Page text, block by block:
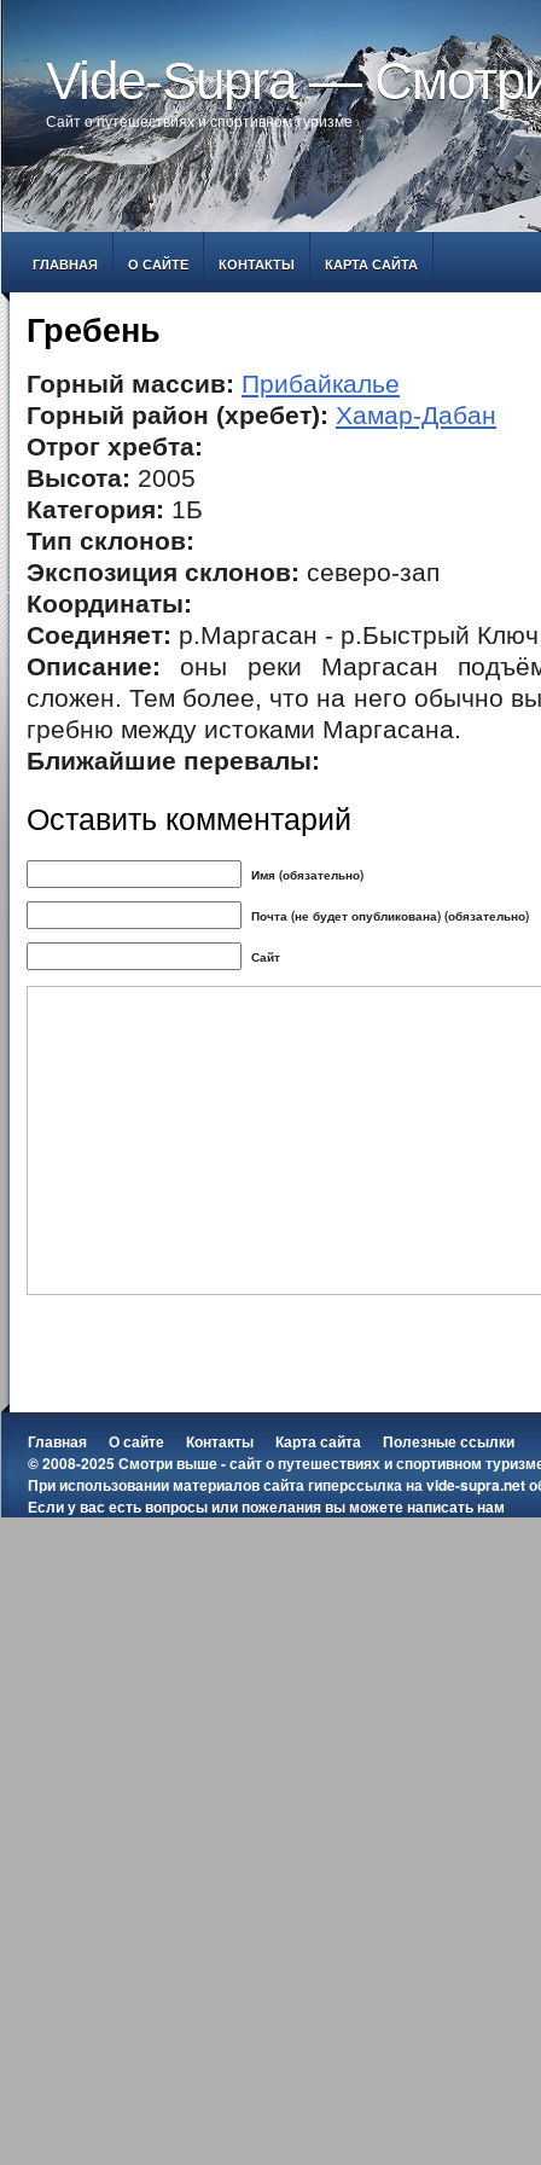
Vide-Supra —
Сайт о путешествиях и спортивном туризме
ГЛАВНАЯ О САЙТЕ КОНТАКТЫ КАРТА САЙТА
Гребень
Горный массив: Прибайкалье
Горный район (хребет): Хамар-Дабан
Отрог хребта:
Высота: 2005
Категория: 1Б
Тип склонов:
Экспозиция склонов: северо-зап
Координаты:
Соединяет: р.Маргасан - р.Быстрый Ключ
Описание: оны реки Маргасан
сложен. Тем более, что на него обычно
гребню между истоками Маргасана.
Ближайшие перевалы:
Оставить комментарий
Имя (обязательно)
Почта (не будет опубликована) (обязательно)
Сайт
Главная О сайте Контакты Карта сайта
Полезные ссылки
© 2008-2025 Смотри выше - сайт о путешествиях и спортивном
При использовании материалов сайта гиперссылка наvide-supra.net
Если у вас есть вопросы или пожелания вы можетенаписать нам